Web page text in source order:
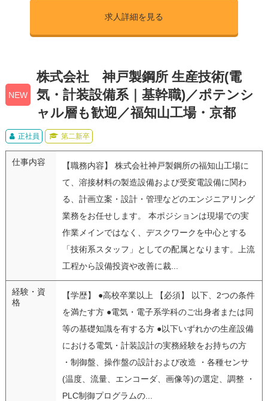
求人詳細を見る
NEW
株式会社 神戸製鋼所 生産技術(電
気・計装設備系｜基幹職)／ポテンシ
ャル層も歓迎／福知山工場・京都
正社員 第二新卒
仕事内容
【職務内容】 株式会社神戸製鋼所の福知山工場に
て、溶接材料の製造設備および受変電設備に関わ
る、計画立案・設計・管理などのエンジニアリング
業務をお任せします。 本ポジションは現場での実
作業メインではなく、デスクワークを中心とする
「技術系スタッフ」としての配属となります。上流
工程から設備投資や改善に裁...
経験・資
格
【学歴】 ●高校卒業以上 【必須】 以下、2つの条件
を満たす方 ●電気・電子系学科のご出身者または同
等の基礎知識を有する方 ●以下いずれかの生産設備
における電気・計装設計の実務経験をお持ちの方
・制御盤、操作盤の設計および改造 ・各種センサ
(温度、流量、エンコーダ、画像等)の選定、調整 ・
PLC制御プログラムの...